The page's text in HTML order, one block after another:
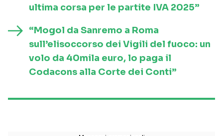
ultima corsa per le partite IVA 2025”
“Mogol da Sanremo a Roma
sull’elisoccorso dei Vigili del fuoco: un
volo da 40mila euro, lo paga il
Codacons alla Corte dei Conti”